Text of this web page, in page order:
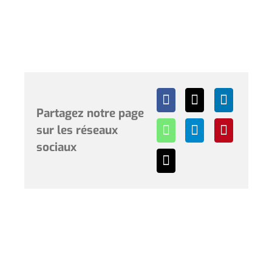
Partagez notre page
sur les réseaux
sociaux